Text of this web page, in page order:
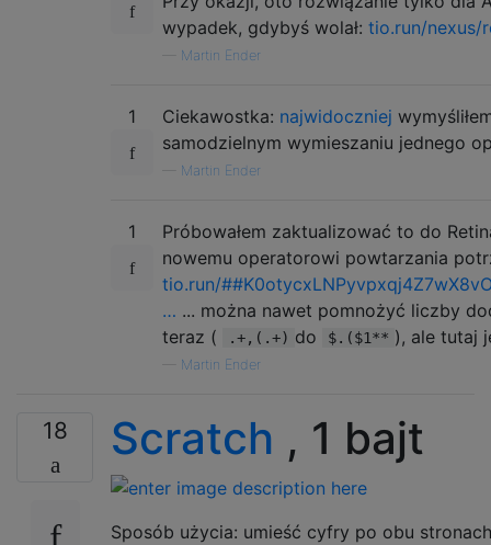
wypadek, gdybyś wolał: tio.run/nexus/
Martin Ender
1 Ciekawostka: najwidoczniej
samodzielnym wymieszaniu jednego
Martin Ender
1
Próbowałem zaktualizować to do
nowemu operatorowi powtarzania
tio.run/
… ... można nawet pomnożyć liczby
teraz (
.+,(.+) do $.($1** ), ale tutaj
Martin Ender
18 Scratch , 1 bajt
Sposób użycia: umieść cyfry po obu